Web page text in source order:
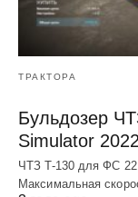
ТРАКТОРА
Бульдозер
Simulator 2022
ЧТЗ T-130 для ФС
Макcимальная